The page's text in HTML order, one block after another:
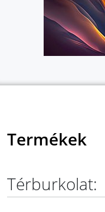
Termékek
Térburkolat: